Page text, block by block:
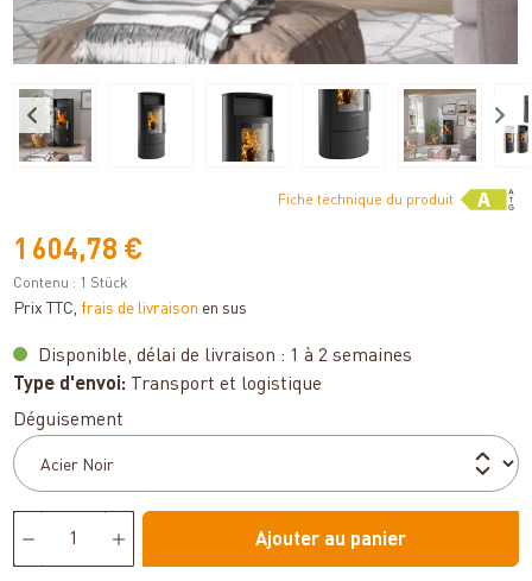
Fiche technique du produit
1 604,78 €
Contenu : 1 Stück
Prix TTC, frais de livraison en sus
Disponible, délai de livraison : 1 à 2 semaines
Type d'envoi: Transport et logistique
Sélectionnez
Déguisement
Ajouter au panier